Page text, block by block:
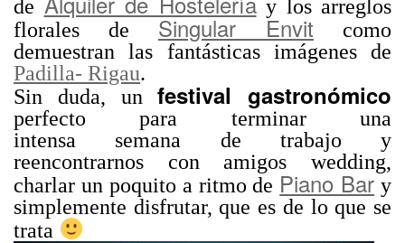
de
y los arreglos
florales de Singular Envit como
demuestran las fantásticas imágenes de
Padilla- Rigau.
Sin duda, unfestival gastronómico
perfecto para terminar una
intensa semana de trabajo y
reencontrarnos con amigos wedding,
charlar un poquito a ritmo de Piano Bar y
simplemente disfrutar, que es de lo que se
trata